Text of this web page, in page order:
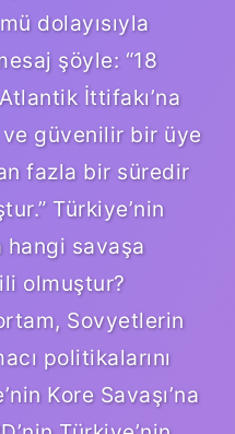
dolayısıyla
şöyle: “18
İttifakı’na
güvenilir bir üye
fazla bir süredir
Türkiye’nin
hangi savaşa
olmuştur?
Sovyetlerin
politikalarını
Kore Savaşı’na